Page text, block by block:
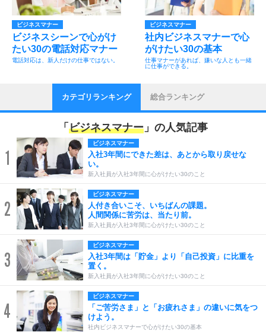
ビジネスマナー
ビジネスシーンで心がけ
たい30の電話対応マナー
電話対応は、新人だけの仕事ではない。
ビジネスマナー
社内ビジネスマナーで心
がけたい30の基本
仕事マナーがあれば、嫌いな人とも一緒
に仕事ができる。
カテゴリランキング 総合ランキング
「 ビジネスマナー 」の人気記事
1
ビジネスマナー
入社3年間にできた差は、あとから取り戻せな
い。
新入社員が入社3年間に心がけたい30のこと
2
ビジネスマナー
人付き合いこそ、いちばんの課題。
人間関係に苦労は、当たり前。
新入社員が入社3年間に心がけたい30のこと
3
ビジネスマナー
入社3年間は「貯金」より「自己投資」に比重を
置く。
新入社員が入社3年間に心がけたい30のこと
4
ビジネスマナー
「ご苦労さま」と「お疲れさま」の違いに気をつ
けよう。
社内ビジネスマナーで心がけたい30の基本